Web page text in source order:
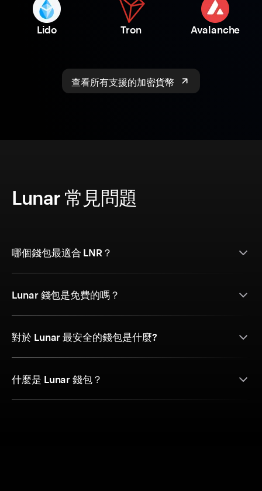
Lido Tron Avalanche
查看所有支援的加密貨幣
Lunar 常見問題
哪個錢包最適合 LNR？
Lunar 錢包是免費的嗎？
對於 Lunar 最安全的錢包是什麼?
什麼是 Lunar 錢包？